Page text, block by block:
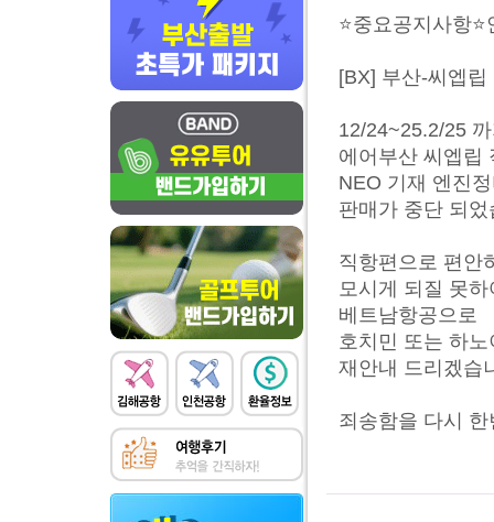
⭐️중요공지사항
[BX] 부산-씨엡
12/24~25.2/25
에어부산 씨엡립
NEO 기재 엔진
판매가 중단 되었
직항편으로 편안
모시게 되질 못
베트남항공으로
호치민 또는 하
재안내 드리겠습
죄송함을 다시